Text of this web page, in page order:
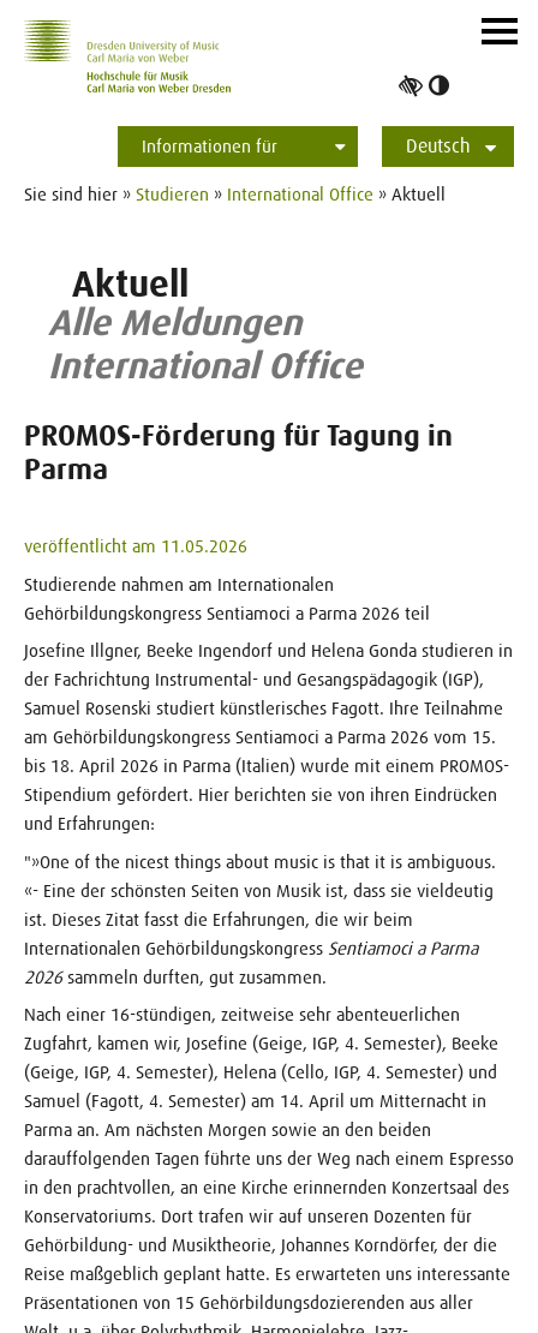
Informationen für
Studierende
Bewerber*innen
International
Presse
Alumni
Deutsch
English
ein-/
Sie sind hier » Studieren » International Office » Aktuell
Aktuell
Alle Meldungen
International Office
PROMOS-Förderung für Tagung in
Parma
veröffentlicht am 11.05.2026
Studierende nahmen am Internationalen
Gehörbildungskongress Sentiamoci a Parma 2026 teil
Josefine Illgner, Beeke Ingendorf und Helena Gonda studieren in
der Fachrichtung Instrumental- und Gesangspädagogik (IGP),
Samuel Rosenski studiert künstlerisches Fagott. Ihre Teilnahme
am Gehörbildungskongress Sentiamoci a Parma 2026 vom 15.
bis 18. April 2026 in Parma (Italien) wurde mit einem PROMOS-
Stipendium gefördert. Hier berichten sie von ihren Eindrücken
und Erfahrungen:
"»One of the nicest things about music is that it is ambiguous.
«- Eine der schönsten Seiten von Musik ist, dass sie vieldeutig
ist. Dieses Zitat fasst die Erfahrungen, die wir beim
Internationalen Gehörbildungskongress Sentiamoci a Parma
2026sammeln durften, gut zusammen.
Nach einer 16-stündigen, zeitweise sehr abenteuerlichen
Zugfahrt, kamen wir, Josefine (Geige, IGP, 4. Semester), Beeke
(Geige, IGP, 4. Semester), Helena (Cello, IGP, 4. Semester) und
Samuel (Fagott, 4. Semester) am 14. April um Mitternacht in
Parma an. Am nächsten Morgen sowie an den beiden
darauffolgenden Tagen führte uns der Weg nach einem Espresso
in den prachtvollen, an eine Kirche erinnernden Konzertsaal des
Konservatoriums. Dort trafen wir auf unseren Dozenten für
Gehörbildung- und Musiktheorie, Johannes Korndörfer, der die
Reise maßgeblich geplant hatte. Es erwarteten uns interessante
Präsentationen von 15 Gehörbildungsdozierenden aus aller